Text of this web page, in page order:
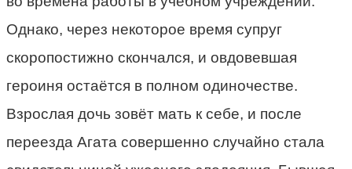
Однако, через некоторое время супруг
скоропостижно скончался, и овдовевшая
героиня остаётся в полном одиночестве.
Взрослая дочь зовёт мать к себе, и после
переезда Агата совершенно случайно стала